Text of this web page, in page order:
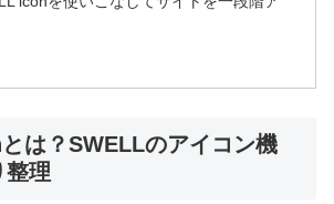
は？SWELLのアイコン機
整理